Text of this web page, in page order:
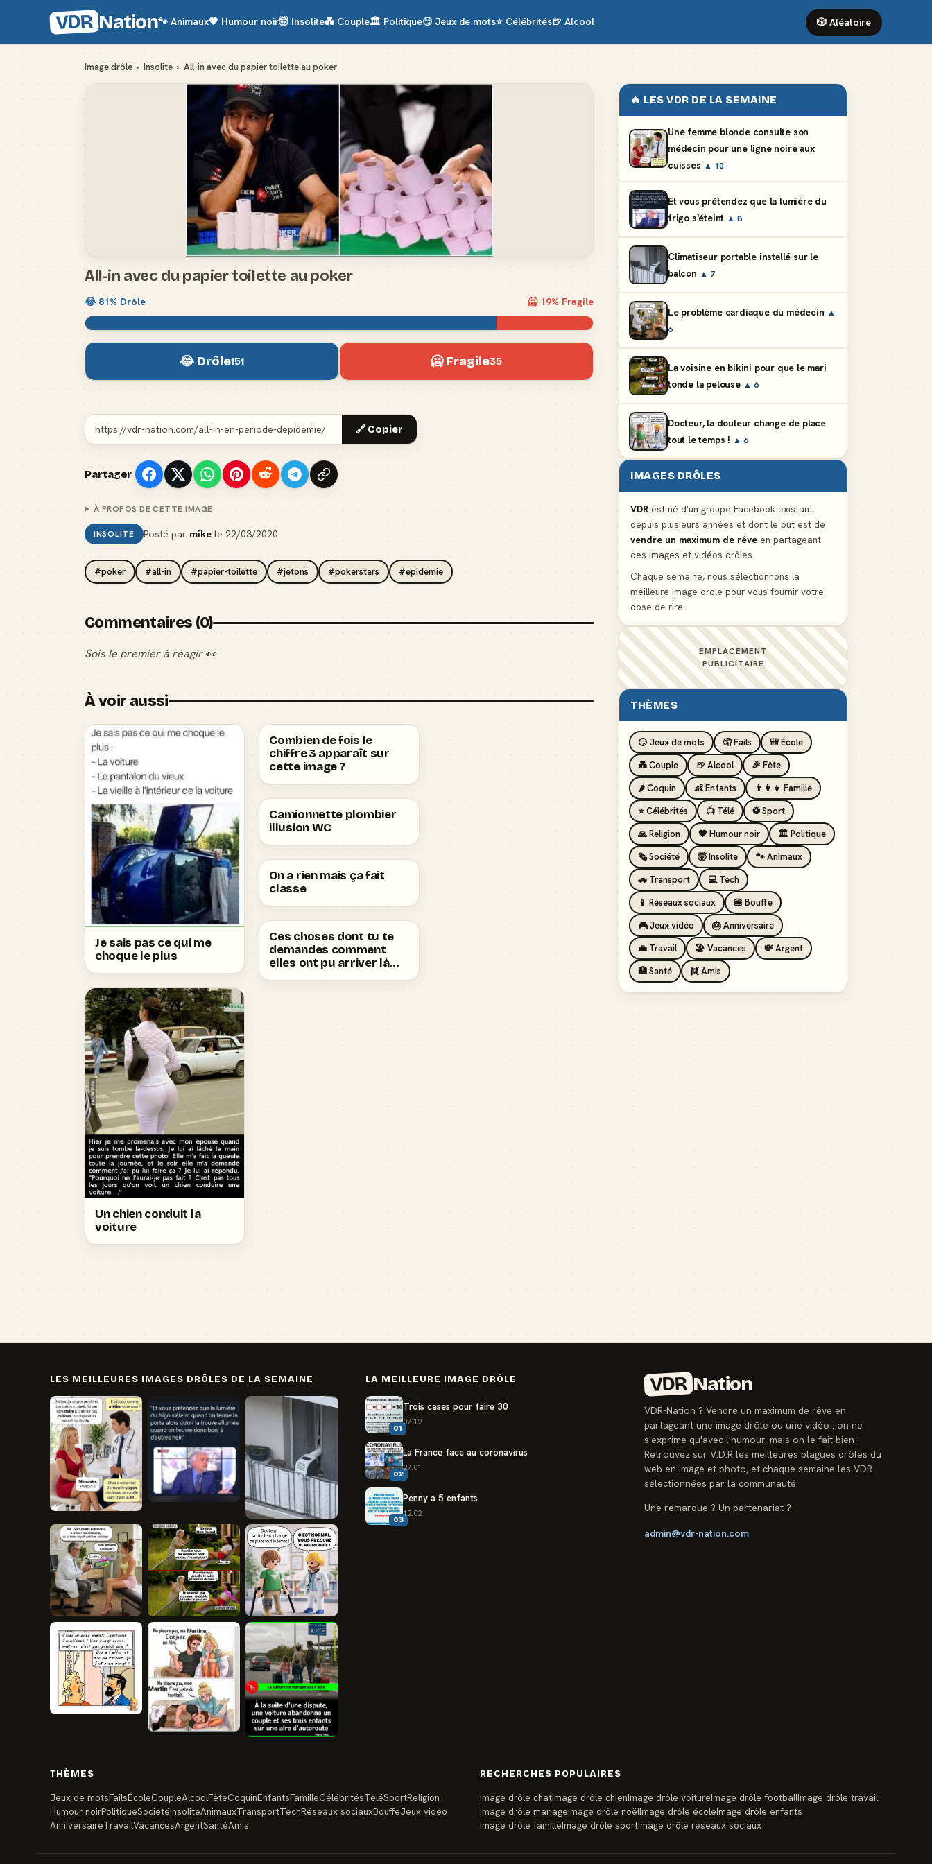
VDR Nation🐾 Animaux🖤 Humour noir🤯 Insolite💑 Couple🏛️ Politique😏 Jeux de mots⭐ Célébrités🍺 Alcool 🎲 Aléatoire
Image drôle › Insolite › All-in avec du papier toilette au poker
All-in avec du papier toilette au poker
😂 81% Drôle 🥶 19% Fragile
😂 Drôle151 🥶 Fragile35
🔗 Copier
Partager
À PROPOS DE CETTE IMAGE
INSOLITE Posté par mikele 22/03/2020
#poker #all-in #papier-toilette #jetons #pokerstars #epidemie
Commentaires (0)
Sois le premier à réagir 👀
À voir aussi
Je sais pas ce qui me
choque le plus
Un chien conduit la
voiture
Combien de fois le
chiffre 3 apparaît sur
cette image ?
Camionnette plombier
illusion WC
On a rien mais ça fait
classe
Ces choses dont tu te
demandes comment
elles ont pu arriver là…
🔥 LES VDR DE LA SEMAINE
Une femme blonde consulte son
médecin pour une ligne noire aux
cuisses ▲ 10
Et vous prétendez que la lumière du
frigo s'éteint ▲ 8
Climatiseur portable installé sur le
balcon ▲ 7
Le problème cardiaque du médecin ▲
6
La voisine en bikini pour que le mari
tonde la pelouse ▲ 6
Docteur, la douleur change de place
tout le temps ! ▲ 6
IMAGES DRÔLES
VDR est né d'un groupe Facebook existant
depuis plusieurs années et dont le but est de
vendre un maximum de rêve en partageant
des images et vidéos drôles.
Chaque semaine, nous sélectionnons la
meilleure image drole pour vous fournir votre
dose de rire.
EMPLACEMENT
PUBLICITAIRE
THÈMES
😏 Jeux de mots 🤦 Fails
🎒 École
💑 Couple
🍺 Alcool
🎉 Fête
🌶️ Coquin
👶 Enfants
👨‍👩‍👧 Famille
⭐ Célébrités
📺 Télé
⚽ Sport
🙏 Religion
🖤 Humour noir
🏛️ Politique
🗞️ Société
🤯 Insolite
🐾 Animaux
🚗 Transport
💻 Tech
📱 Réseaux sociaux
🍔 Bouffe
🎮 Jeux vidéo
🎂 Anniversaire
💼 Travail
🏖️ Vacances
💸 Argent
🏥 Santé
👯 Amis
LES MEILLEURES IMAGES DRÔLES DE LA SEMAINE LA MEILLEURE IMAGE DRÔLE
01
Trois cases pour faire 30
07.12
02
La France face au coronavirus
27.01
03
Penny a 5 enfants
12.02
VDR Nation
VDR-Nation ? Vendre un maximum de rêve en
partageant une image drôle ou une vidéo : on ne
s'exprime qu'avec l'humour, mais on le fait bien !
Retrouvez sur V.D.R les meilleures blagues drôles du
web en image et photo, et chaque semaine les VDR
sélectionnées par la communauté.
Une remarque ? Un partenariat ?
admin@vdr-nation.com
THÈMES
Jeux de motsFailsÉcoleCoupleAlcoolFêteCoquinEnfantsFamilleCélébritésTéléSportReligion
Humour noirPolitiqueSociétéInsoliteAnimauxTransportTechRéseaux sociauxBouffeJeux vidéo
AnniversaireTravailVacancesArgentSantéAmis
RECHERCHES POPULAIRES
Image drôle chatImage drôle chienImage drôle voitureImage drôle footballImage drôle travail
Image drôle mariageImage drôle noëlImage drôle écoleImage drôle enfants
Image drôle familleImage drôle sportImage drôle réseaux sociaux